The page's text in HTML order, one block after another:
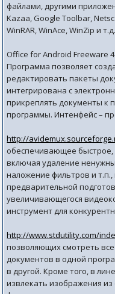
файлами, другими
Kazaa, Google Toolbar,
WinRAR, WinAce, WinZip и т.д.
Office for Android Freeware
Программа позволяет
редактировать пакеты
интегрирована с
прикреплять документы к
программы. Интенфейс –
http://
обеспечивающее
включая удаление
наложение фильтров и
предварительной
увеличивающегося
инструмент для
http://www.stdutility.com/inde
позволяющих смотреть
документов в одной
в другой. Кроме того, в
извлекать изображения из